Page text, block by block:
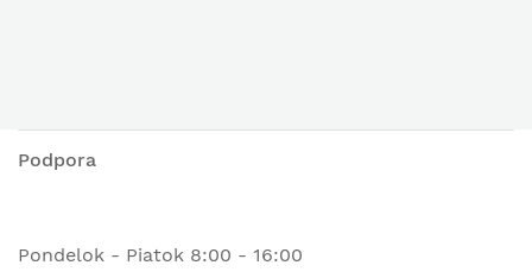
Podpora
Pondelok - Piatok 8:00 - 16:00